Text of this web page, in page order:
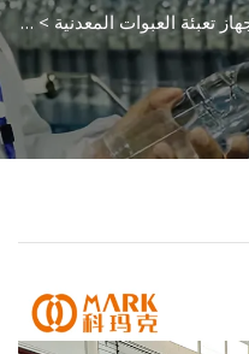
العبوات المعدنية> آلة تعبئة